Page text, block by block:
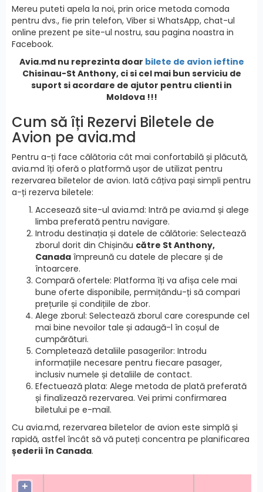
Mereu puteti apela la noi, prin orice metoda comoda
pentru dvs., fie prin telefon, Viber si WhatsApp, chat-ul
online prezent pe site-ul nostru, sau pagina noastra in
Facebook.
Avia.md nu reprezinta doar bilete de avion ieftine
Chisinau-St Anthony, ci si cel mai bun serviciu de
suport si acordare de ajutor pentru clienti in
Moldova !!!
Cum să îți Rezervi Biletele de
Avion pe avia.md
Pentru a-ți face călătoria cât mai confortabilă și plăcută,
avia.md îți oferă o platformă ușor de utilizat pentru
rezervarea biletelor de avion. Iată câțiva pași simpli pentru
a-ți rezerva biletele:
Accesează site-ul avia.md: Intră pe avia.md și alege
limba preferată pentru navigare.
Introdu destinația și datele de călătorie: Selectează
zborul dorit din Chișinău către St Anthony,
Canada împreună cu datele de plecare și de
întoarcere.
Compară ofertele: Platforma îți va afișa cele mai
bune oferte disponibile, permițându-ți să compari
prețurile și condițiile de zbor.
Alege zborul: Selectează zborul care corespunde cel
mai bine nevoilor tale și adaugă-l în coșul de
cumpărături.
Completează detaliile pasagerilor: Introdu
informațiile necesare pentru fiecare pasager,
inclusiv numele și detaliile de contact.
Efectuează plata: Alege metoda de plată preferată
și finalizează rezervarea. Vei primi confirmarea
biletului pe e-mail.
Cu avia.md, rezervarea biletelor de avion este simplă și
rapidă, astfel încât să vă puteți concentra pe planificarea
șederii în Canada.
+